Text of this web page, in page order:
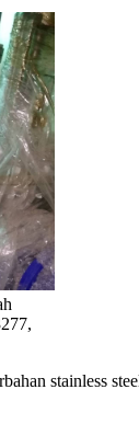
stainless